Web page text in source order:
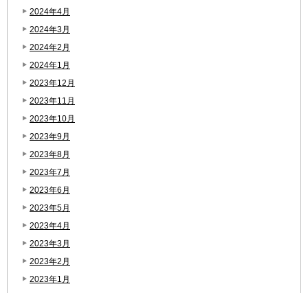
2024年4月
2024年3月
2024年2月
2024年1月
2023年12月
2023年11月
2023年10月
2023年9月
2023年8月
2023年7月
2023年6月
2023年5月
2023年4月
2023年3月
2023年2月
2023年1月